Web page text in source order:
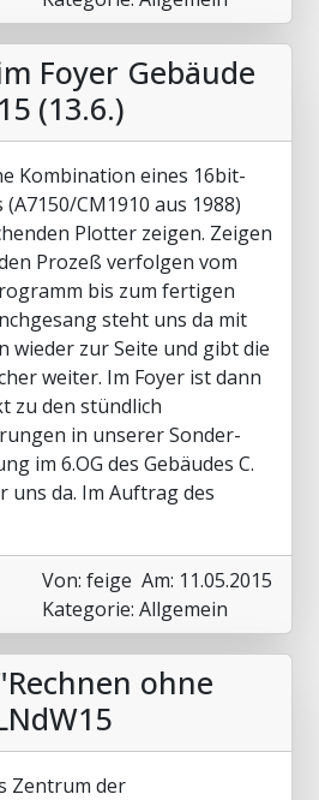
Foyer Gebäude
(13.6.)
Kombination eines 16bit-
CM1910 aus 1988)
Plotter zeigen. Zeigen
Prozeß verfolgen vom
bis zum fertigen
steht uns da mit
wieder zur Seite und gibt die
weiter. Im Foyer ist dann
zu den stündlich
in unserer Sonder-
im 6.OG des Gebäudes C.
uns da. Im Auftrag des
Von: feige Am: 11.05.2015
Kategorie: Allgemein
ohne
Zentrum der